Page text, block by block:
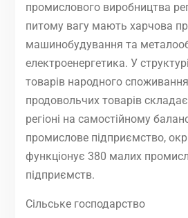
промислового виробництва
питому вагу мають харчова
машинобудування та
електроенергетика. У
товарів народного
продовольчих товарів
регіоні на самостійному
промислове підприємство,
функціонує 380 малих
підприємств.
Сільське господарство